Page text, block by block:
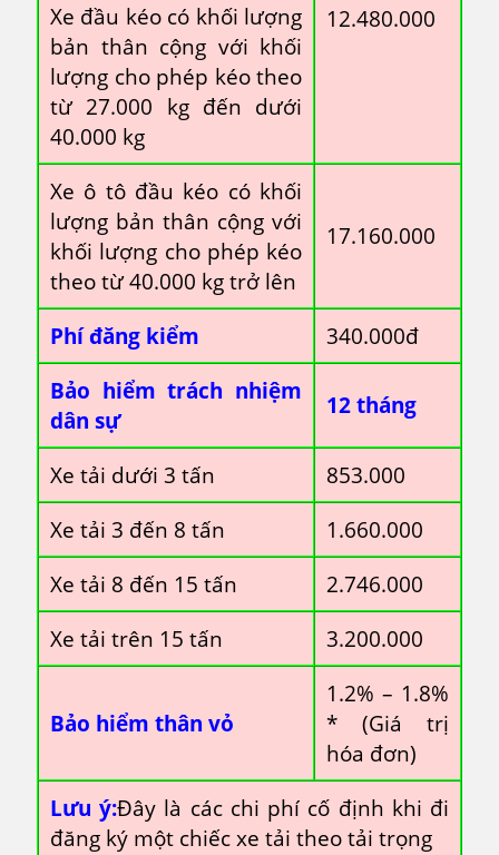
12.480.000
Xe đầu kéo có khối lượng
bản thân cộng với khối
lượng cho phép kéo theo
từ 27.000 kg đến dưới
40.000 kg
Xe ô tô đầu kéo có khối
lượng bản thân cộng với
khối lượng cho phép kéo
theo từ 40.000 kg trở lên
17.160.000
Phí đăng kiểm
340.000đ
Bảo hiểm trách nhiệm
dân sự
12 tháng
Xe tải dưới 3 tấn
853.000
Xe tải 3 đến 8 tấn
1.660.000
Xe tải 8 đến 15 tấn
2.746.000
Xe tải trên 15 tấn
3.200.000
Bảo hiểm thân vỏ
1.2% – 1.8%
* (Giá trị
hóa đơn)
Lưu ý:Đây là các chi phí cố định khi đi
đăng ký một chiếc xe tải theo tải trọng